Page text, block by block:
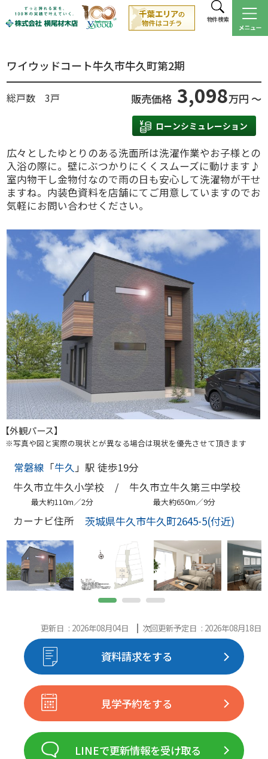
物件検索
ワイウッドコート牛久市牛久町第2期
総戸数 3戸 販売価格 3,098万円 ～
ローンシミュレーション
広々としたゆとりのある洗面所は洗濯作業やお子様との
入浴の際に。壁にぶつかりにくくスムーズに動けます♪
室内物干し金物付なので雨の日も安心して洗濯物が干せ
ますね。内装色資料を店舗にてご用意していますのでお
気軽にお問い合わせください。
【外観パース】
※写真や図と実際の現状とが異なる場合は現状を優先させて頂きます
常磐線 「牛久」駅 徒歩19分
牛久市立牛久小学校 /
最大約110m／2分
牛久市立牛久第三中学校
最大約650m／9分
カーナビ住所 茨城県牛久市牛久町2645-5(付近)
更新日 : 2026年08月04日 次回更新予定日 : 2026年08月18日
資料請求をする
見学予約をする
LINEで更新情報を受け取る